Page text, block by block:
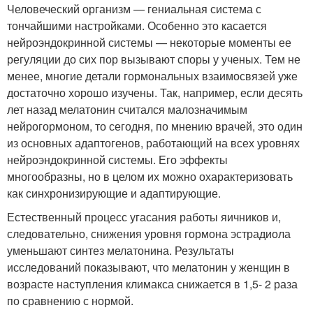
Человеческий организм — гениальная система с
тончайшими настройками. Особенно это касается
нейроэндокринной системы — некоторые моменты ее
регуляции до сих пор вызывают споры у ученых. Тем не
менее, многие детали гормональных взаимосвязей уже
достаточно хорошо изучены. Так, например, если десять
лет назад мелатонин считался малозначимым
нейрогормоном, то сегодня, по мнению врачей, это один
из основных адаптогенов, работающий на всех уровнях
нейроэндокринной системы. Его эффекты
многообразны, но в целом их можно охарактеризовать
как синхронизирующие и адаптирующие.
Естественный процесс угасания работы яичников и,
следовательно, снижения уровня гормона эстрадиола
уменьшают синтез мелатонина. Результаты
исследований показывают, что мелатонин у женщин в
возрасте наступления климакса снижается в 1,5- 2 раза
по сравнению с нормой.